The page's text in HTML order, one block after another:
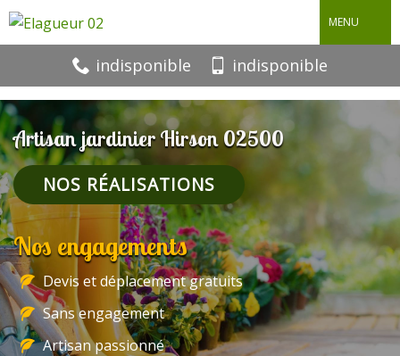
MENU
indisponible indisponible
Artisan jardinier Hirson 02500
NOS RÉALISATIONS
Nos engagements
Devis et déplacement gratuits
Sans engagement
Artisan passionné